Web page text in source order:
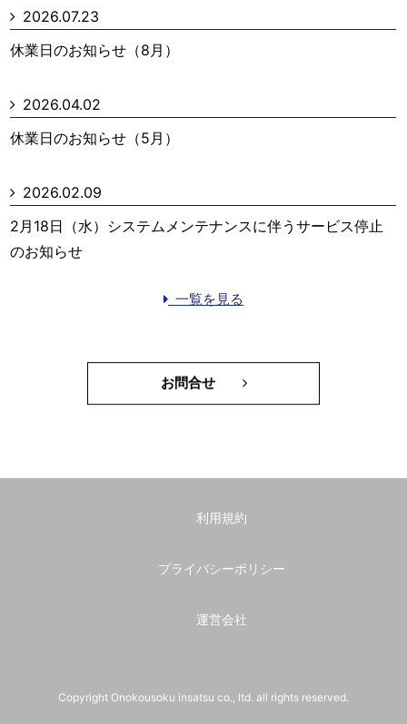
2026.07.23
休業日のお知らせ（8月）
2026.04.02
休業日のお知らせ（5月）
2026.02.09
2月18日（水）システムメンテナンスに伴うサービス停止
のお知らせ
一覧を見る
利用規約
プライバシーポリシー
運営会社
Copyright Onokousoku insatsu co., ltd. all rights reserved.